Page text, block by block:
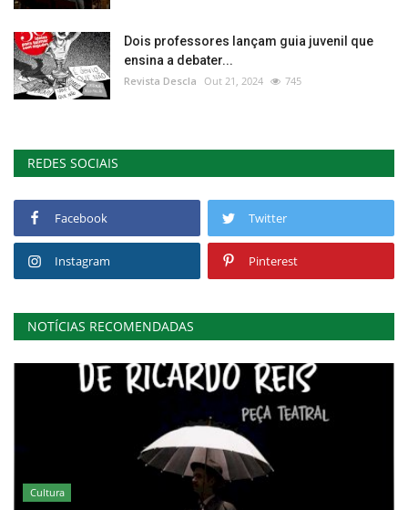
Dois professores lançam guia juvenil que
ensina a debater...
Revista Descla Out 21, 2024 745
REDES SOCIAIS
Facebook Twitter
Instagram Pinterest
NOTÍCIAS RECOMENDADAS
Cultura